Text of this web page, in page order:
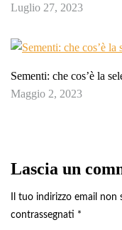
Luglio 27, 2023
Sementi: che cos’è la
Maggio 2, 2023
Lascia un
Il tuo indirizzo email non
contrassegnati *